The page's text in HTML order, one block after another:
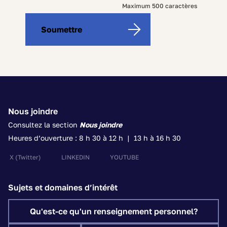
Maximum 500 caractères
Soumettre
Nous joindre
Consultez la section Nous joindre
Heures d’ouverture : 8 h 30 à 12 h | 13 h à 16 h 30
X (Twitter) LINKEDIN YOUTUBE
Sujets et domaines d’intérêt
Qu'est-ce qu'un renseignement personnel?